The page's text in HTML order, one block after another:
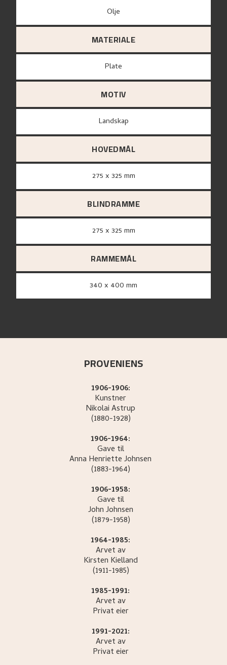
Olje
MATERIALE
plate
MOTIV
Landskap
HOVEDMÅL
275 x 325 mm
BLINDRAMME
275 x 325 mm
RAMMEMÅL
340 x 400 mm
PROVENIENS
1906-1906:
Kunstner
NikolaiAstrup
(1880-1928)
1906-1964:
Gave til
Anna HenrietteJohnsen
(1883-1964)
1906-1958:
Gave til
JohnJohnsen
(1879-1958)
1964-1985:
Arvet av
Kirsten Kielland
(1911-1985)
1985-1991:
Arvet av
Privat eier
1991-2021:
Arvet av
Privat eier